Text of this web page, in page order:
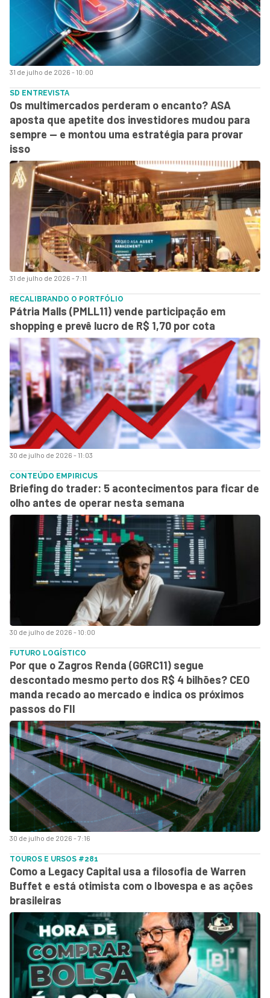
31 de julho de 2026 - 10:00
31 de julho de 2026 - 7:11
SD ENTREVISTA
Os multimercados perderam o encanto? ASA
aposta que apetite dos investidores mudou para
sempre — e montou uma estratégia para provar
isso
30 de julho de 2026 - 11:03
RECALIBRANDO O PORTFÓLIO
Pátria Malls (PMLL11) vende participação em
shopping e prevê lucro de R$ 1,70 por cota
30 de julho de 2026 - 10:00
CONTEÚDO EMPIRICUS
Briefing do trader: 5 acontecimentos para ficar de
olho antes de operar nesta semana
30 de julho de 2026 - 7:16
FUTURO LOGÍSTICO
Por que o Zagros Renda (GGRC11) segue
descontado mesmo perto dos R$ 4 bilhões? CEO
manda recado ao mercado e indica os próximos
passos do FII
TOUROS E URSOS #281
Como a Legacy Capital usa a filosofia de Warren
Buffet e está otimista com o Ibovespa e as ações
brasileiras